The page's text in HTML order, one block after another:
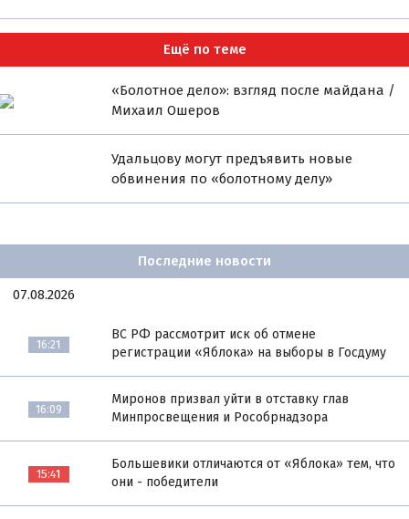
Ещё по теме
«Болотное дело»: взгляд после майдана /
Михаил Ошеров
Удальцову могут предъявить новые
обвинения по «болотному делу»
Последние новости
07.08.2026
16:21
ВС РФ рассмотрит иск об отмене
регистрации «Яблока» на выборы в Госдуму
16:09
Миронов призвал уйти в отставку глав
Минпросвещения и Рособрнадзора
15:41
Большевики отличаются от «Яблока» тем, что
они - победители